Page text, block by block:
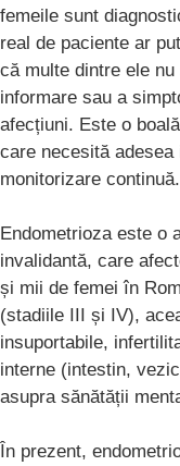
femeile sunt
real de paciente ar
că multe dintre ele
informare sau a
afecțiuni. Este o
care necesită
monitorizare continuă.
Endometrioza este o
invalidantă, care
și mii de femei în
(stadiile III și IV),
insuportabile,
interne (intestin,
asupra sănătății
În prezent,